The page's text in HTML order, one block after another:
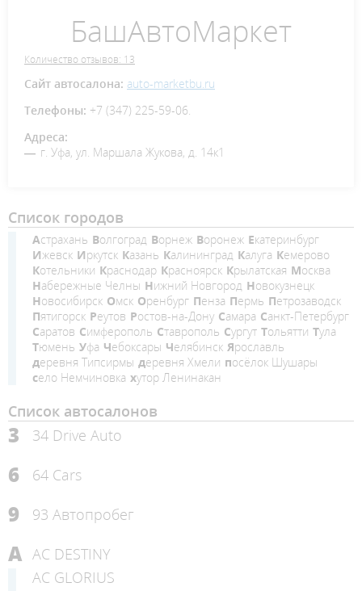
БашАвтоМаркет
Количество отзывов: 13
Сайт автосалона: auto-marketbu.ru
Телефоны: +7 (347) 225-59-06.
Адреса:
г. Уфа, ул. Маршала Жукова, д. 14к1
Список городов
Астрахань Волгоград Ворнеж Воронеж
Екатеринбург
Ижевск
Иркутск Казань Калининград Калуга
Кемерово
Котельники
Краснодар Красноярск Крылатская
Москва
Набережные Челны
Нижний Новгород
Новокузнецк
Новосибирск
Омск Оренбург Пенза Пермь
Петрозаводск
Пятигорск
Реутов Ростов-на-Дону Самара
Санкт-Петербург
Саратов
Симферополь Ставрополь Сургут Тольятти
Тула
Тюмень
Уфа Чебоксары Челябинск
Ярославль
деревня Типсирмы
деревня Хмели
посёлок Шушары
село Немчиновка
хутор Ленинакан
Список автосалонов
3 34 Drive Auto
6 64 Cars
9 93 Автопробег
A AC DESTINY
AC GLORIUS